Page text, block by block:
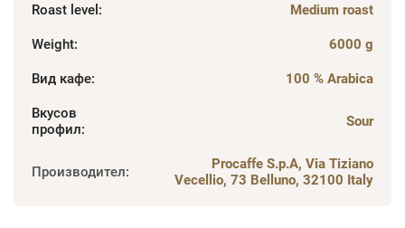
Roast level : Medium roast
Weight: 6000 g
Вид кафе: 100 % Arabica
Вкусов
профил: Sour
Производител:
Procaffe S.p.A, Via Tiziano
Vecellio, 73 Belluno, 32100 Italy